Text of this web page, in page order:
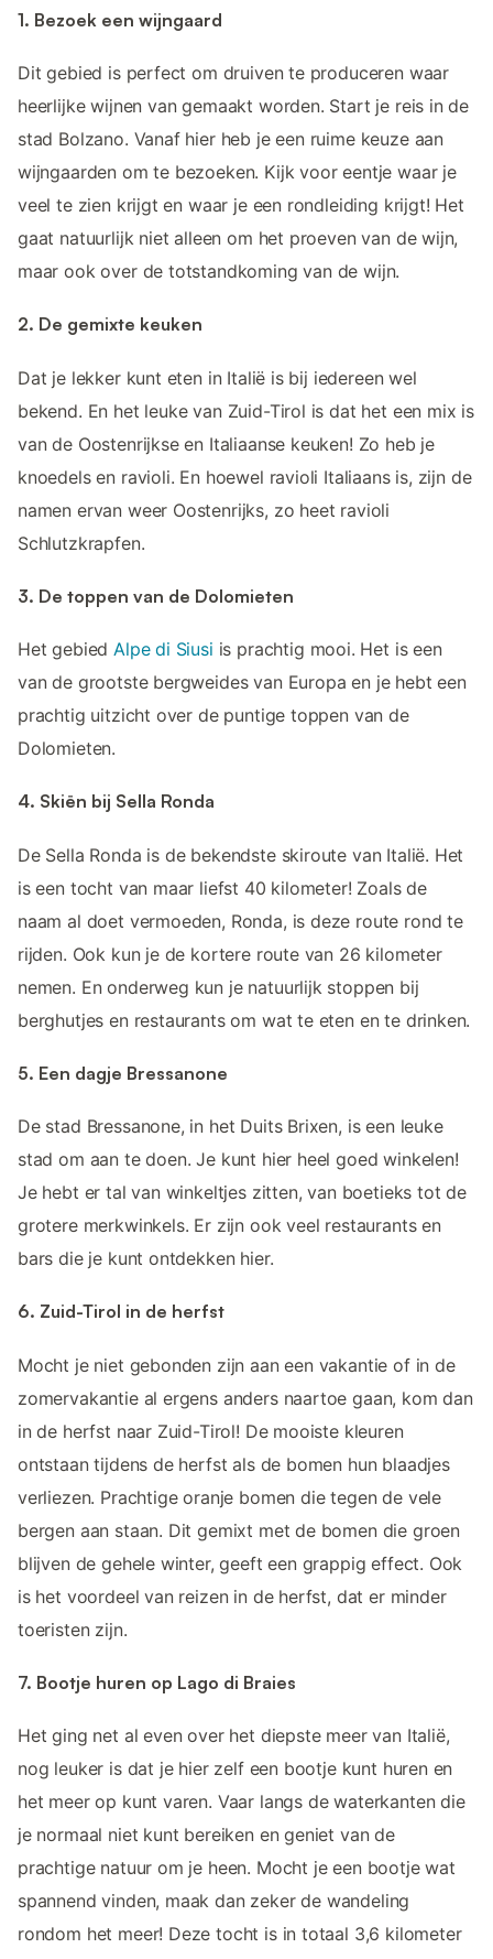
1. Bezoek een wijngaard
Dit gebied is perfect om druiven te produceren waar
heerlijke wijnen van gemaakt worden. Start je reis in de
stad Bolzano. Vanaf hier heb je een ruime keuze aan
wijngaarden om te bezoeken. Kijk voor eentje waar je
veel te zien krijgt en waar je een rondleiding krijgt! Het
gaat natuurlijk niet alleen om het proeven van de wijn,
maar ook over de totstandkoming van de wijn.
2. De gemixte keuken
Dat je lekker kunt eten in Italië is bij iedereen wel
bekend. En het leuke van Zuid-Tirol is dat het een mix is
van de Oostenrijkse en Italiaanse keuken! Zo heb je
knoedels en ravioli. En hoewel ravioli Italiaans is, zijn de
namen ervan weer Oostenrijks, zo heet ravioli
Schlutzkrapfen.
3. De toppen van de Dolomieten
Het gebiedAlpe di Siusi is prachtig mooi. Het is een
van de grootste bergweides van Europa en je hebt een
prachtig uitzicht over de puntige toppen van de
Dolomieten.
4. Skiën bij Sella Ronda
De Sella Ronda is de bekendste skiroute van Italië. Het
is een tocht van maar liefst 40 kilometer! Zoals de
naam al doet vermoeden, Ronda, is deze route rond te
rijden. Ook kun je de kortere route van 26 kilometer
nemen. En onderweg kun je natuurlijk stoppen bij
berghutjes en restaurants om wat te eten en te drinken.
5. Een dagje Bressanone
De stad Bressanone, in het Duits Brixen, is een leuke
stad om aan te doen. Je kunt hier heel goed winkelen!
Je hebt er tal van winkeltjes zitten, van boetieks tot de
grotere merkwinkels. Er zijn ook veel restaurants en
bars die je kunt ontdekken hier.
6. Zuid-Tirol in de herfst
Mocht je niet gebonden zijn aan een vakantie of in de
zomervakantie al ergens anders naartoe gaan, kom dan
in de herfst naar Zuid-Tirol! De mooiste kleuren
ontstaan tijdens de herfst als de bomen hun blaadjes
verliezen. Prachtige oranje bomen die tegen de vele
bergen aan staan. Dit gemixt met de bomen die groen
blijven de gehele winter, geeft een grappig effect. Ook
is het voordeel van reizen in de herfst, dat er minder
toeristen zijn.
7. Bootje huren op Lago di Braies
Het ging net al even over het diepste meer van Italië,
nog leuker is dat je hier zelf een bootje kunt huren en
het meer op kunt varen. Vaar langs de waterkanten die
je normaal niet kunt bereiken en geniet van de
prachtige natuur om je heen. Mocht je een bootje wat
spannend vinden, maak dan zeker de wandeling
rondom het meer! Deze tocht is in totaal 3,6 kilometer